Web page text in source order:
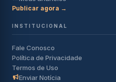
Publicar agora →
INSTITUCIONAL
Fale Conosco
Política de Privacidade
Termos de Uso
Enviar Notícia